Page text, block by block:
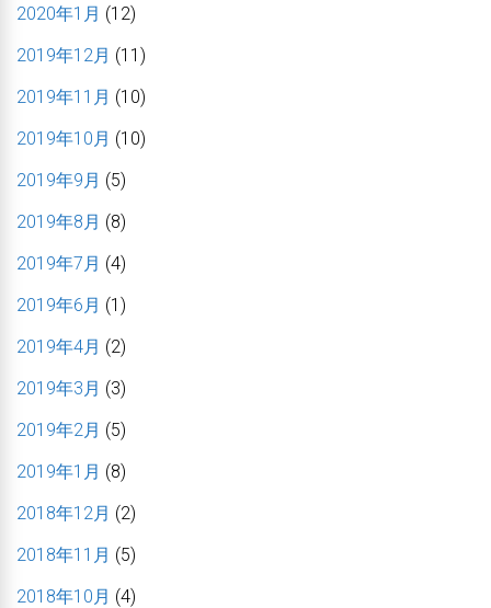
2020年1月 (12)
2019年12月 (11)
2019年11月 (10)
2019年10月 (10)
2019年9月 (5)
2019年8月 (8)
2019年7月 (4)
2019年6月 (1)
2019年4月 (2)
2019年3月 (3)
2019年2月 (5)
2019年1月 (8)
2018年12月 (2)
2018年11月 (5)
2018年10月 (4)